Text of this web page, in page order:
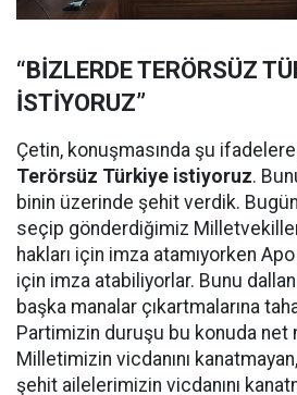
“BİZLERDE TERÖRSÜZ
İSTİYORUZ”
Çetin, konuşmasında şu
Terörsüz Türkiye istiyoruz.
binin üzerinde şehit verdik. Bugün
seçip gönderdiğimiz
hakları için imza atamıyorken
için imza atabiliyorlar. Bunu
başka manalar çıkartmalarına
Partimizin duruşu bu konuda net
Milletimizin vicdanını
şehit ailelerimizin vicdanını